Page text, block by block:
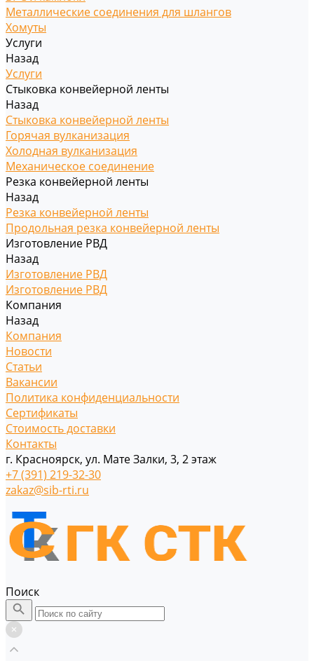
Металлические соединения для шлангов
Хомуты
Услуги
Назад
Услуги
Стыковка конвейерной ленты
Назад
Стыковка конвейерной ленты
Горячая вулканизация
Холодная вулканизация
Механическое соединение
Резка конвейерной ленты
Назад
Резка конвейерной ленты
Продольная резка конвейерной ленты
Изготовление РВД
Назад
Изготовление РВД
Изготовление РВД
Компания
Назад
Компания
Новости
Статьи
Вакансии
Политика конфиденциальности
Сертификаты
Стоимость доставки
Контакты
г. Красноярск, ул. Мате Залки, 3, 2 этаж
+7 (391) 219-32-30
zakaz@sib-rti.ru
Поиск